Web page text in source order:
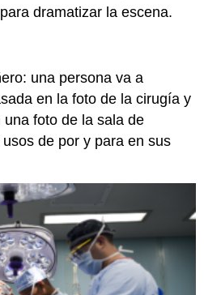
dramatizar la escena.
una persona va a
en la foto de la cirugía y
foto de la sala de
de por y para en sus